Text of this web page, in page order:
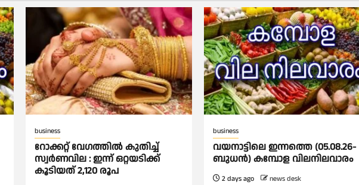
business
റോക്കറ്റ് വേഗത്തില്‍ കുതിച്ച്
സ്വര്‍ണവില : ഇന്ന് ഒറ്റയടിക്ക്
കൂടിയത് 2,120 രൂപ
business
വയനാട്ടിലെ ഇന്നത്തെ (05.08.26-
ബുധൻ) കമ്പോള വിലനിലവാരം
2 days ago news desk